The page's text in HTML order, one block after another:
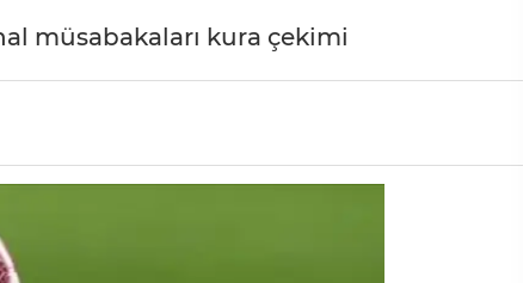
müsabakaları kura çekimi